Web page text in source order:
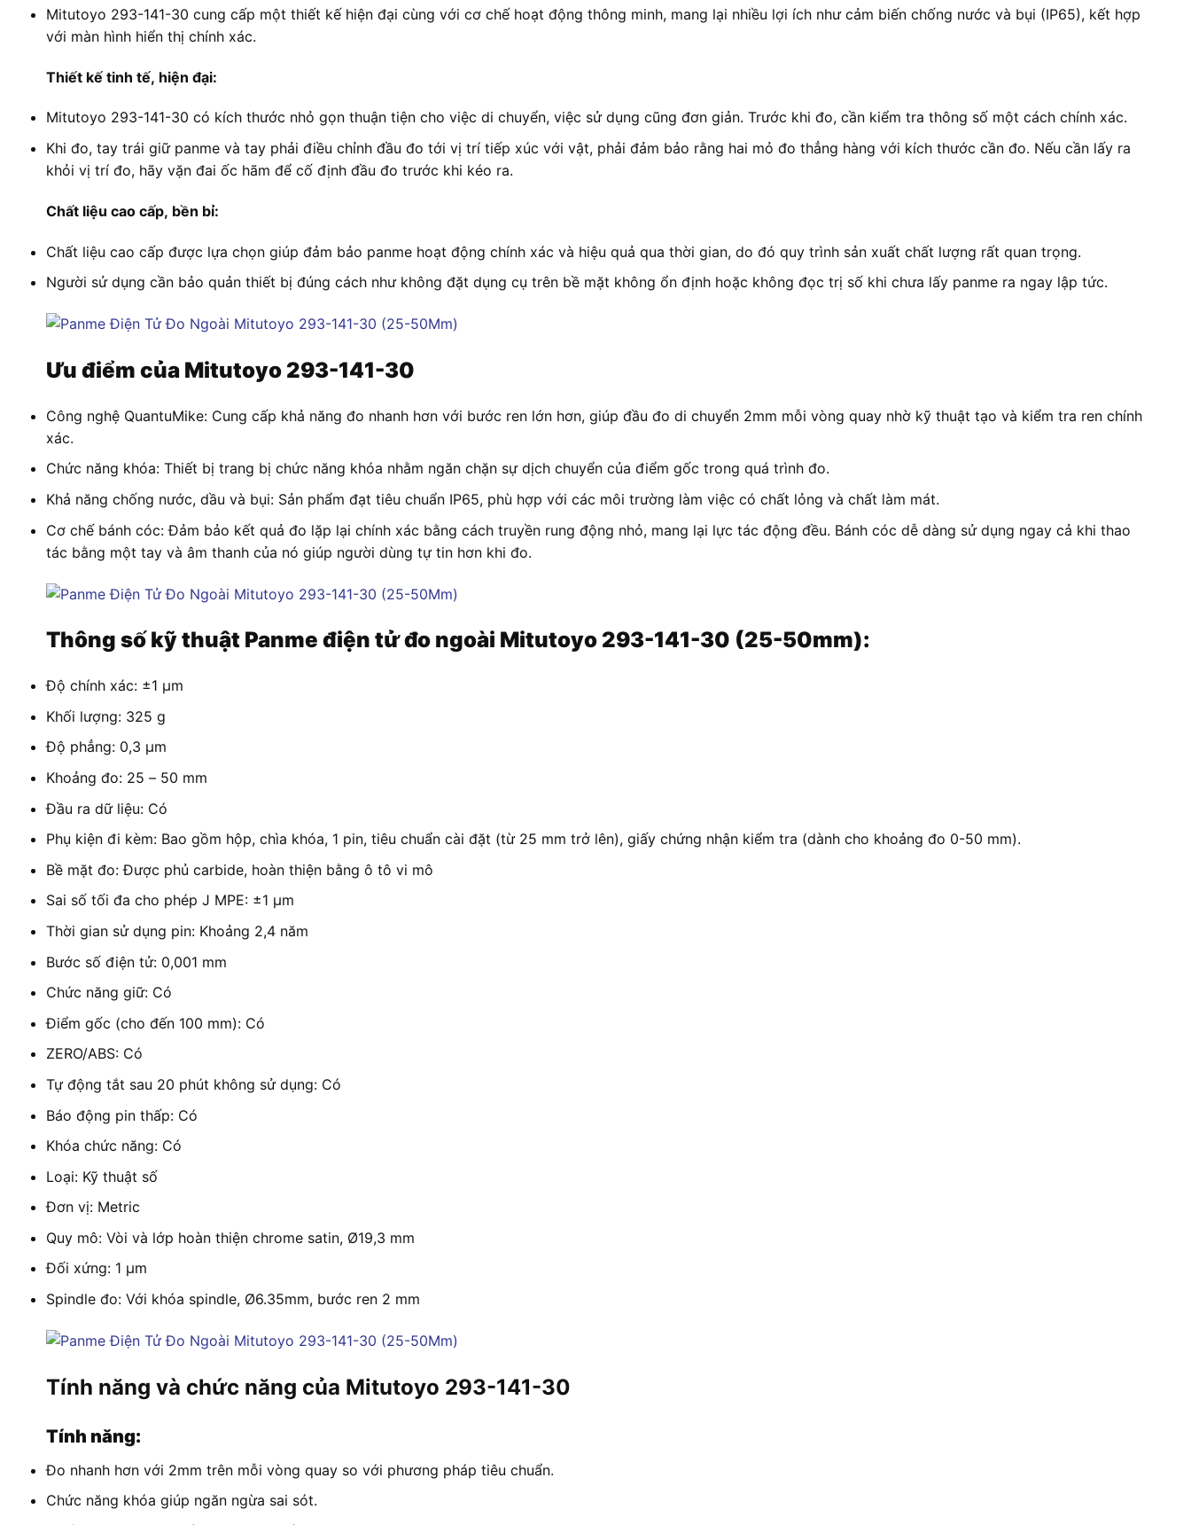
Mitutoyo 293-141-30 cung cấp một thiết kế hiện đại cùng với cơ chế hoạt động thông minh, mang lại nhiều lợi ích như cảm biến chống nước và bụi (IP65), kết hợp
với màn hình hiển thị chính xác.
Thiết kế tinh tế, hiện đại:
Mitutoyo 293-141-30 có kích thước nhỏ gọn thuận tiện cho việc di chuyển, việc sử dụng cũng đơn giản. Trước khi đo, cần kiểm tra thông số một cách chính xác.
Khi đo, tay trái giữ panme và tay phải điều chỉnh đầu đo tới vị trí tiếp xúc với vật, phải đảm bảo rằng hai mỏ đo thẳng hàng với kích thước cần đo. Nếu cần lấy ra
khỏi vị trí đo, hãy vặn đai ốc hãm để cố định đầu đo trước khi kéo ra.
Chất liệu cao cấp, bền bỉ:
Chất liệu cao cấp được lựa chọn giúp đảm bảo panme hoạt động chính xác và hiệu quả qua thời gian, do đó quy trình sản xuất chất lượng rất quan trọng.
Người sử dụng cần bảo quản thiết bị đúng cách như không đặt dụng cụ trên bề mặt không ổn định hoặc không đọc trị số khi chưa lấy panme ra ngay lập tức.
Ưu điểm của Mitutoyo 293-141-30
Công nghệ QuantuMike: Cung cấp khả năng đo nhanh hơn với bước ren lớn hơn, giúp đầu đo di chuyển 2mm mỗi vòng quay nhờ kỹ thuật tạo và kiểm tra ren chính
xác.
Chức năng khóa: Thiết bị trang bị chức năng khóa nhằm ngăn chặn sự dịch chuyển của điểm gốc trong quá trình đo.
Khả năng chống nước, dầu và bụi: Sản phẩm đạt tiêu chuẩn IP65, phù hợp với các môi trường làm việc có chất lỏng và chất làm mát.
Cơ chế bánh cóc: Đảm bảo kết quả đo lặp lại chính xác bằng cách truyền rung động nhỏ, mang lại lực tác động đều. Bánh cóc dễ dàng sử dụng ngay cả khi thao
tác bằng một tay và âm thanh của nó giúp người dùng tự tin hơn khi đo.
Thông số kỹ thuật Panme điện tử đo ngoài Mitutoyo 293-141-30 (25-50mm):
Độ chính xác: ±1 µm
Khối lượng: 325 g
Độ phẳng: 0,3 µm
Khoảng đo: 25 – 50 mm
Đầu ra dữ liệu: Có
Phụ kiện đi kèm: Bao gồm hộp, chìa khóa, 1 pin, tiêu chuẩn cài đặt (từ 25 mm trở lên), giấy chứng nhận kiểm tra (dành cho khoảng đo 0-50 mm).
Bề mặt đo: Được phủ carbide, hoàn thiện bằng ô tô vi mô
Sai số tối đa cho phép J MPE: ±1 µm
Thời gian sử dụng pin: Khoảng 2,4 năm
Bước số điện tử: 0,001 mm
Chức năng giữ: Có
Điểm gốc (cho đến 100 mm): Có
ZERO/ABS: Có
Tự động tắt sau 20 phút không sử dụng: Có
Báo động pin thấp: Có
Khóa chức năng: Có
Loại: Kỹ thuật số
Đơn vị: Metric
Quy mô: Vòi và lớp hoàn thiện chrome satin, Ø19,3 mm
Đối xứng: 1 µm
Spindle đo: Với khóa spindle, Ø6.35mm, bước ren 2 mm
Tính năng và chức năng của Mitutoyo 293-141-30
Tính năng:
Đo nhanh hơn với 2mm trên mỗi vòng quay so với phương pháp tiêu chuẩn.
Chức năng khóa giúp ngăn ngừa sai sót.